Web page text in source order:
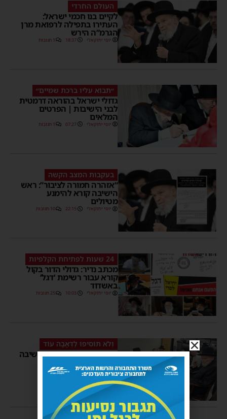
העולם החרדי
לקיים בנו חכמי ישראל:
העתירו בתפילה לרפואת מרן
הגרמ”ה הירש
יוסי יחזקאלי 18:37 1 תגובות
״תבוא עליו ברכת שמיים״
גדולי ישראל בהוראה דרמטית
לבני הישיבות | הפרטים
המלאים
יוסי יחזקאלי 07:27 1 תגובות
בעקבות המצב הקשה
“אזהרה חמורה לציבור”: ראש
הישיבה קורא להימנע
מטיולים
יוסי יחזקאלי 22:15 10 תגובות
24 שעות לפתיחת הקלפיות
מכתב נדיר: גדולי הדור בקול
קורא עבור רשימת ‘דגל’
באשדוד
יוסי יחזקאלי 10:03 25 תגובות
וְלֹא תּוֹסִיפוּ לַדְּאָבָה עוֹד
עם צאת השבת: ראש הישיבה
הרבנית צוקר ע”ה
יוסי יחזקאלי